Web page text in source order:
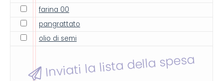
farina 00
pangrattato
olio di semi
Inviati la lista della spesa